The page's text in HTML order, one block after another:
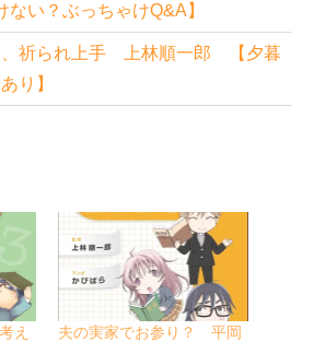
ない？ぶっちゃけQ&A】
、祈られ上手 上林順一郎 【夕暮
り】
え
夫の実家でお参り？ 平岡